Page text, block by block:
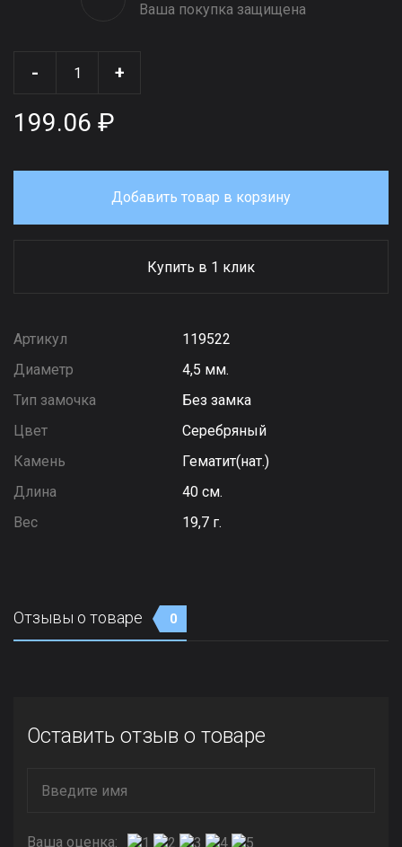
Ваша покупка защищена
- +
199.06 ₽
Добавить товар в корзину
Купить в 1 клик
Артикул
119522
Диаметр
4,5 мм.
Тип замочка
Без замка
Цвет
Серебряный
Камень
Гематит(нат.)
Длина
40 см.
Вес
19,7 г.
Отзывы о товаре 0
Оставить отзыв о товаре
Ваша оценка: